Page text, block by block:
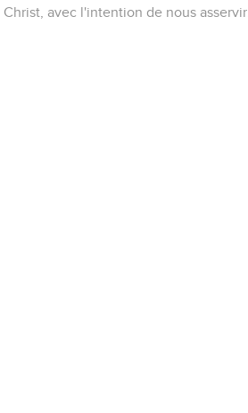
Christ, avec l'intention de nous asservir.